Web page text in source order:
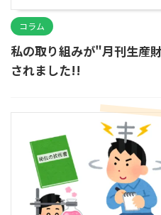
コラム
私の取り組みが"月刊生産
されました!!